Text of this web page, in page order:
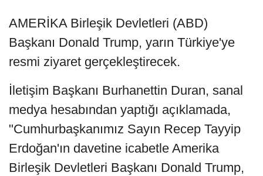
AMERİKA Birleşik Devletleri (ABD)
Başkanı Donald Trump, yarın Türkiye'ye
resmi ziyaret gerçekleştirecek.
İletişim Başkanı Burhanettin Duran, sanal
medya hesabından yaptığı açıklamada,
"Cumhurbaşkanımız Sayın Recep Tayyip
Erdoğan'ın davetine icabetle Amerika
Birleşik Devletleri Başkanı Donald Trump,